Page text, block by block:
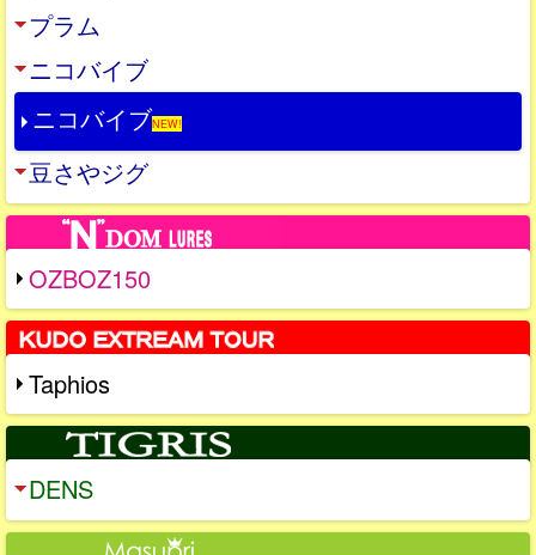
プラム
ニコバイブ
ニコバイブNEW!
豆さやジグ
OZBOZ150
Taphios
DENS